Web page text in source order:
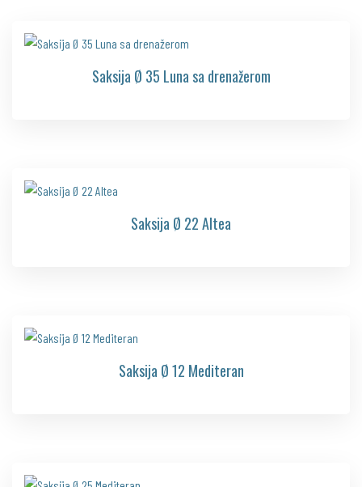
Saksija Ø 35 Luna sa drenažerom
Saksija Ø 22 Altea
Saksija Ø 12 Mediteran